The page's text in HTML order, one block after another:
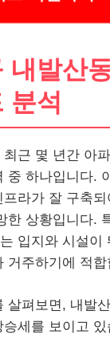
내발산
분석
근 몇 년간 아
중 하나입니다.
라가 잘 구축
한 상황입니다.
입지와 시설이
거주하기에 적합
살펴보면, 내발
세를 보이고